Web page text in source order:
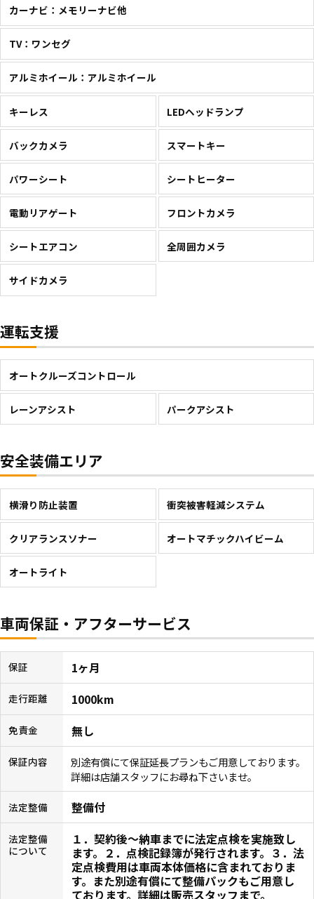
カーナビ：メモリーナビ他
TV：ワンセグ
アルミホイール：アルミホイール
キーレス LEDヘッドランプ
バックカメラ スマートキー
パワーシート シートヒーター
電動リアゲート フロントカメラ
シートエアコン 全周囲カメラ
サイドカメラ
運転支援
オートクルーズコントロール
レーンアシスト パークアシスト
安全装備エリア
横滑り防止装置 衝突被害軽減システム
クリアランスソナー オートマチックハイビーム
オートライト
車両保証・アフターサービス
保証 1ヶ月
走行距離 1000km
免責金 無し
保証内容
別途有償にて保証延長プランもご用意しております。
詳細は店舗スタッフにお尋ね下さいませ。
法定整備 整備付
法定整備
について
１．契約後〜納車までに法定点検を実施致し
ます。２．点検記録簿が発行されます。３．法
定点検費用は車両本体価格に含まれておりま
す。また別途有償にて整備パックもご用意し
ております。詳細は販売スタッフまで。